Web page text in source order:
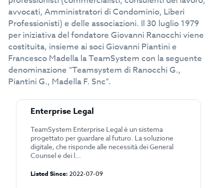
avvocati, Amministratori di Condominio, Liberi
Professionisti) e delle associazioni. Il 30 luglio 1979
per iniziativa del fondatore Giovanni Ranocchi viene
costituita, insieme ai soci Giovanni Piantini e
Francesco Madella la TeamSystem con la seguente
denominazione “Teamsystem di Ranocchi G.,
Piantini G., Madella F. Snc”.
Enterprise Legal
TeamSystem Enterprise Legal è un sistema
progettato per guardare al futuro. La soluzione
digitale, che risponde alle necessità dei General
Counsel e dei l...
Listed Since: 2022-07-09